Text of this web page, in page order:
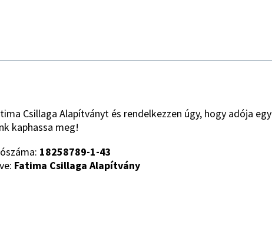
Csillaga Alapítványt és rendelkezzen úgy, hogy adója egy
kaphassa meg!
18258789-1-43
Fatima Csillaga Alapítvány